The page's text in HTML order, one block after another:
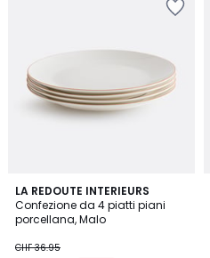
LA REDOUTE INTERIEURS
Confezione da 4 piatti piani
porcellana, Malo
CHF 36.95
4.5
/ 5